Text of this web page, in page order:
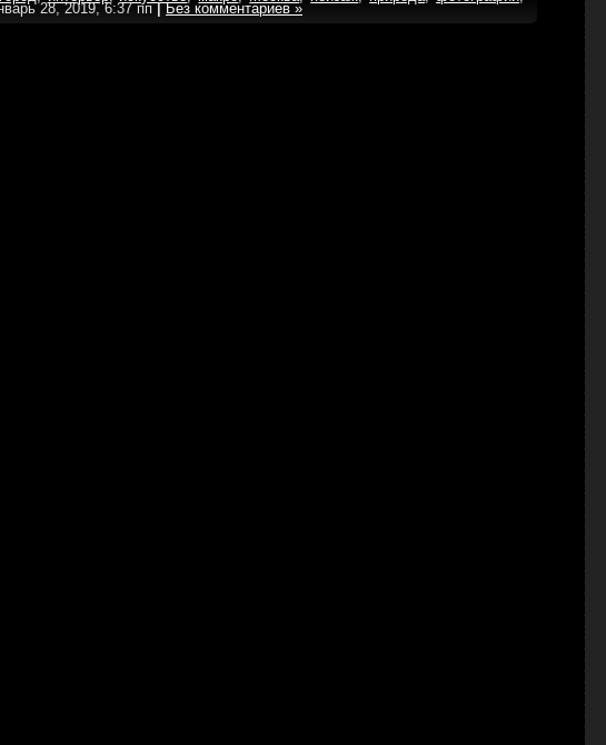
28, 2019, 6:37 пп| Без комментариев »